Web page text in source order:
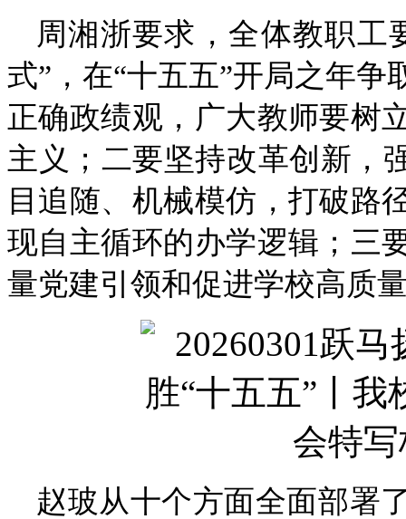
周湘浙要求，全体教职工
式”，在“十五五”开局之年
正确政绩观，广大教师要树
主义；二要坚持改革创新，
目追随、机械模仿，打破路
现自主循环的办学逻辑；三
量党建引领和促进学校高质
赵玻从十个方面全面部署